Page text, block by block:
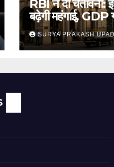
RBI ने दी चेतावनी:
बढ़ेगी महंगाई, GDP
अनुमान जारी
SURYA PRAKASH